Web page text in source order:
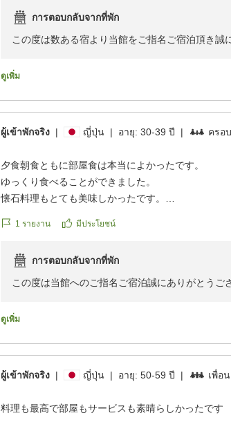
ました。ラクテンチの隣なので、移動時間を気にせ
便利で、無料チケットもいただけて、昼間ではなく
食事も目で楽しめ、味はもちろん言うまでもなく美味
が、今回はなかったですが、気にならないほどの満
が絶品。
たです。
子供の食事も、どれも手が込んでいておいしかったで
飲みたかったお酒が冷えていないとのことで、別の
が、今度行ったときは飲んでみたい、また次の楽し
別府湾、別府の街、山から聞こえる虫の声、今度は
りたいと思います。
あと、露天風呂にあった米ぬか塩のスクラブ石鹸が
การตอบกลับจากที่พัก
この度は数ある宿より当館をご指名ご宿泊頂き誠
又遊んでくださいませとお伝えいただければ幸い
夜間開園の時期でもありましたので
キラキラのお子様の笑顔が私共にとりましても良
当館の
お料理に対しましても、沢山のお褒めのお言葉頂
このお言葉を励みに更にサービス向上に努めて行
次回「お帰りなさいませ」と言える日を心待ちに
げております
自愛くださいますよう心より願っております
ご一緒出来ましたご縁に深く感謝申し上げます
お忙しい中での
ดูเพิ่ม
ผู้เข้าพักจริง | ญี่ปุ่น | อายุ:30-39 ปี | ครอ
夕食朝食ともに部屋食は本当によかったです。
ゆっくり食べることができました。
懐石料理もとても美味しかったです。
ました。
お風呂の中は滑りやすくなってるので注意が必要で
た。
1 รายงาน มีประโยชน์
การตอบกลับจากที่พัก
この度は当館へのご指名ご宿泊誠にありがとうご
この場を借りまして 改めて御詫び申し上げます
改善して参ります
是非「お帰りなさいませ」とお伝えできますよう
ดูเพิ่ม
ผู้เข้าพักจริง | ญี่ปุ่น | อายุ:50-59 ปี | เพื่อ
料理も最高で部屋もサービスも素晴らしかったです